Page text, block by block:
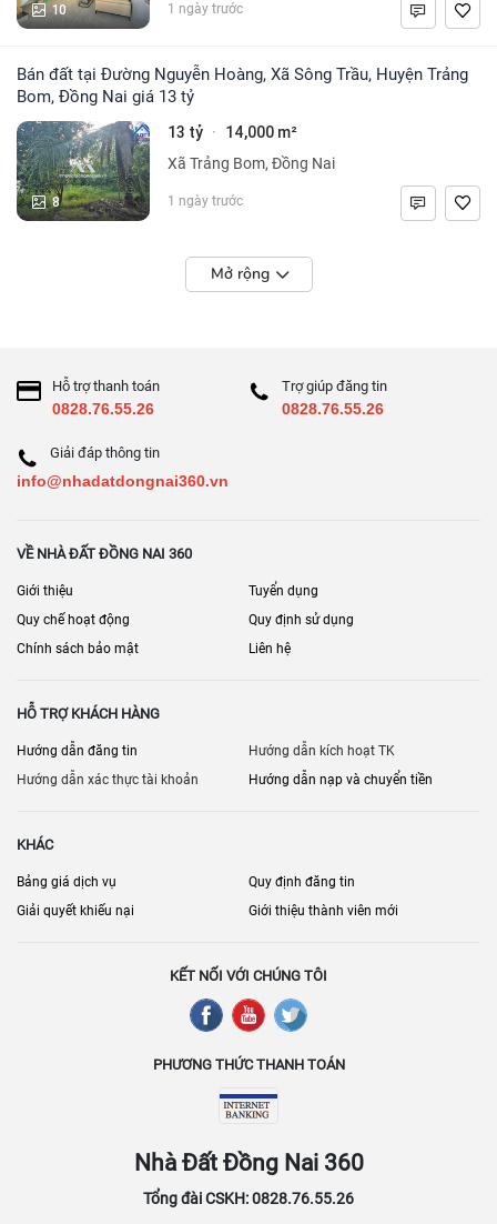
10 1 ngày trước
Bán đất tại Đường Nguyễn Hoàng, Xã Sông Trầu, Huyện Trảng
Bom, Đồng Nai giá 13 tỷ
8
13 tỷ · 14,000 m²
Xã Trảng Bom, Đồng Nai
1 ngày trước
Mở rộng
Hỗ trợ thanh toán
0828.76.55.26
Trợ giúp đăng tin
0828.76.55.26
Giải đáp thông tin
info@nhadatdongnai360.vn
VỀ NHÀ ĐẤT ĐỒNG NAI 360
Giới thiệu
Tuyển dụng
Quy chế hoạt động
Quy định sử dụng
Chính sách bảo mật
Liên hệ
HỖ TRỢ KHÁCH HÀNG
Hướng dẫn đăng tin
Hướng dẫn kích hoạt TK
Hướng dẫn xác thực tài khoản
Hướng dẫn nạp và chuyển tiền
KHÁC
Bảng giá dịch vụ
Quy định đăng tin
Giải quyết khiếu nại
Giới thiệu thành viên mới
KẾT NỐI VỚI CHÚNG TÔI
PHƯƠNG THỨC THANH TOÁN
Nhà Đất Đồng Nai 360
Tổng đài CSKH: 0828.76.55.26